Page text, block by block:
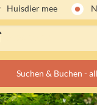
Huisdier mee
Suchen & Buchen -